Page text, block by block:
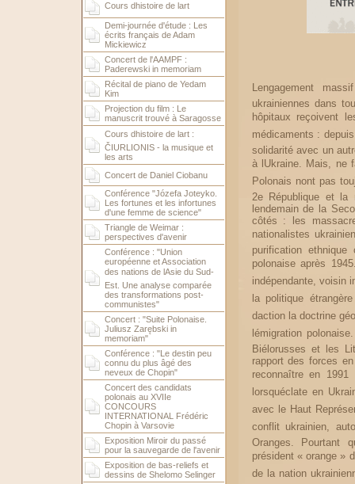
Cours dhistoire de lart
Demi-journée d'étude : Les
écrits français de Adam
Mickiewicz
Concert de l'AAMPF :
Paderewski in memoriam
Récital de piano de Yedam
Kim
Projection du film : Le
manuscrit trouvé à Saragosse
Cours dhistoire de lart :
ČIURLIONIS - la musique et
les arts
Concert de Daniel Ciobanu
Conférence "Józefa Joteyko.
Les fortunes et les infortunes
d'une femme de science"
Triangle de Weimar :
perspectives d'avenir
Conférence : "Union
européenne et Association
des nations de lAsie du Sud-
Est. Une analyse comparée
des transformations post-
communistes"
Concert : "Suite Polonaise.
Juliusz Zarębski in
memoriam"
Conférence : "Le destin peu
connu du plus âgé des
neveux de Chopin"
Concert des candidats
polonais au XVIIe
CONCOURS
INTERNATIONAL Frédéric
Chopin à Varsovie
Exposition Miroir du passé
pour la sauvegarde de l'avenir
Exposition de bas-reliefs et
dessins de Shelomo Selinger
Lengagement
ukrainiennes dans
hôpitaux reçoivent
médicaments :
solidarité avec un
à lUkraine. Mais,
Polonais nont pas
2e République et la
lendemain de la
côtés : les
nationalistes
purification
polonaise après
indépendante, voisin
la politique
daction la doctrine
lémigration
Biélorusses et les
rapport des forces
reconnaître en
lorsquéclate en
avec le Haut
conflit ukrainien,
Oranges. Pourtant
président « orange »
de la nation